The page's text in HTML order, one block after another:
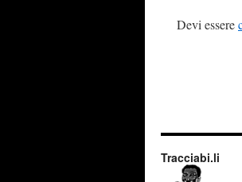
Devi essere
Tracciabi.li